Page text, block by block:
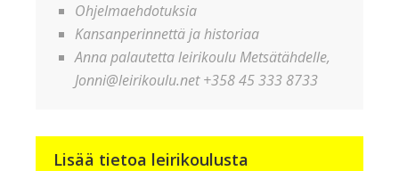
Ohjelmaehdotuksia
Kansanperinnettä ja historiaa
Anna palautetta leirikoulu Metsätähdelle,
Jonni@leirikoulu.net +358 45 333 8733
Lisää tietoa leirikoulusta